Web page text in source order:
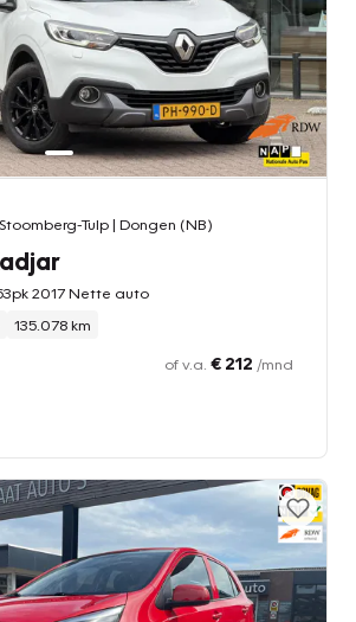
Tulp| Dongen (NB)
2017 Nette auto
135.078 km
of v.a. € 212 /mnd